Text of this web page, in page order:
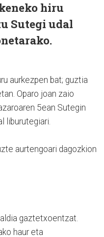
hiru
Sutegi udal
aurkezpen bat; guztia
Oparo joan zaio
5ean Sutegin
liburutegiari.
aurtengoari dagozkion
gaztetxoentzat.
haur eta